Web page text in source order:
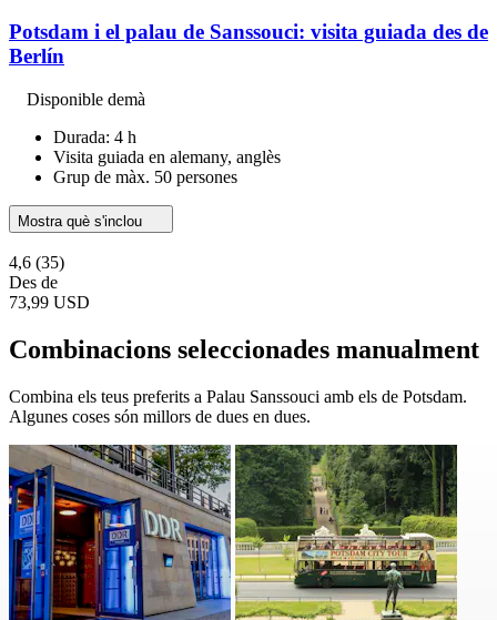
Potsdam i el palau de Sanssouci: visita guiada des de
Berlín
Disponible demà
Durada: 4 h
Visita guiada en alemany, anglès
Grup de màx. 50 persones
Mostra què s'inclou
4,6 (35)
Des de
73,99 USD
Combinacions seleccionades manualment
Combina els teus preferits a Palau Sanssouci amb els de Potsdam.
Algunes coses són millors de dues en dues.